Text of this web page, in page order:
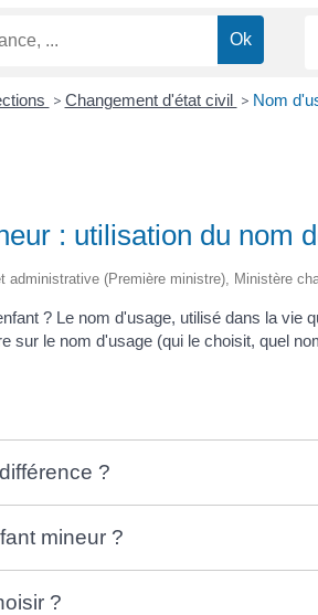
> Changement d'état civil > Nom
: utilisation du nom
(Première ministre), Ministère
? Le nom d'usage, utilisé dans la vie
sur le nom d'usage (qui le choisit, quel
?
mineur ?
?